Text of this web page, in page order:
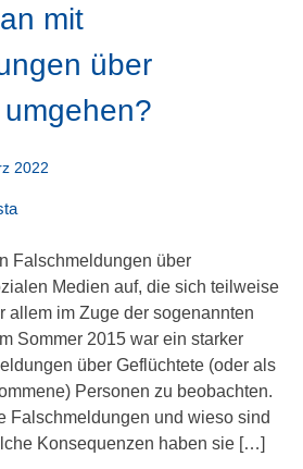
mit
über
2022
Falschmeldungen über
Medien auf, die sich teilweise
allem im Zuge der sogenannten
Sommer 2015 war ein starker
über Geflüchtete (oder als
Personen zu beobachten.
Falschmeldungen und wieso sind
Konsequenzen haben sie […]